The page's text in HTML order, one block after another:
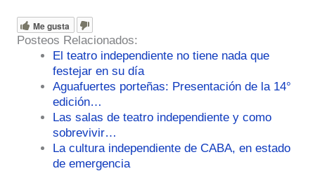
Me gusta
Posteos Relacionados:
El teatro independiente no tiene nada que
festejar en su día
Aguafuertes porteñas: Presentación de la 14°
edición…
Las salas de teatro independiente y como
sobrevivir…
La cultura independiente de CABA, en estado
de emergencia